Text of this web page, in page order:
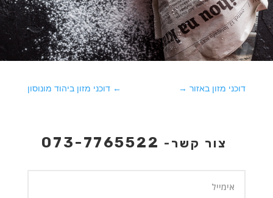
←דוכני מזון ביהוד מונוסון דוכני מזון באזור→
צור קשר- 073-7765522